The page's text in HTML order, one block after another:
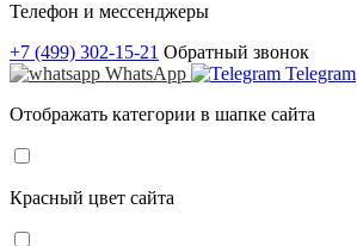
Телефон и мессенджеры
+7 (499) 302-15-21 Обратный звонок
WhatsApp
Telegram
Отображать категории в шапке сайта
Красный цвет сайта